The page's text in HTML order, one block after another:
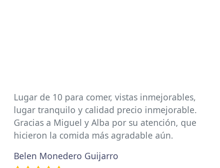
Lugar de 10 para comer, vistas inmejorables,
lugar tranquilo y calidad precio inmejorable.
Gracias a Miguel y Alba por su atención, que
hicieron la comida más agradable aún.
Belen Monedero Guijarro